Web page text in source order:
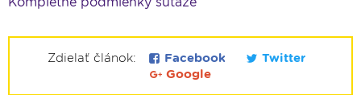
Zdielať článok: Facebook
Twitter
Google